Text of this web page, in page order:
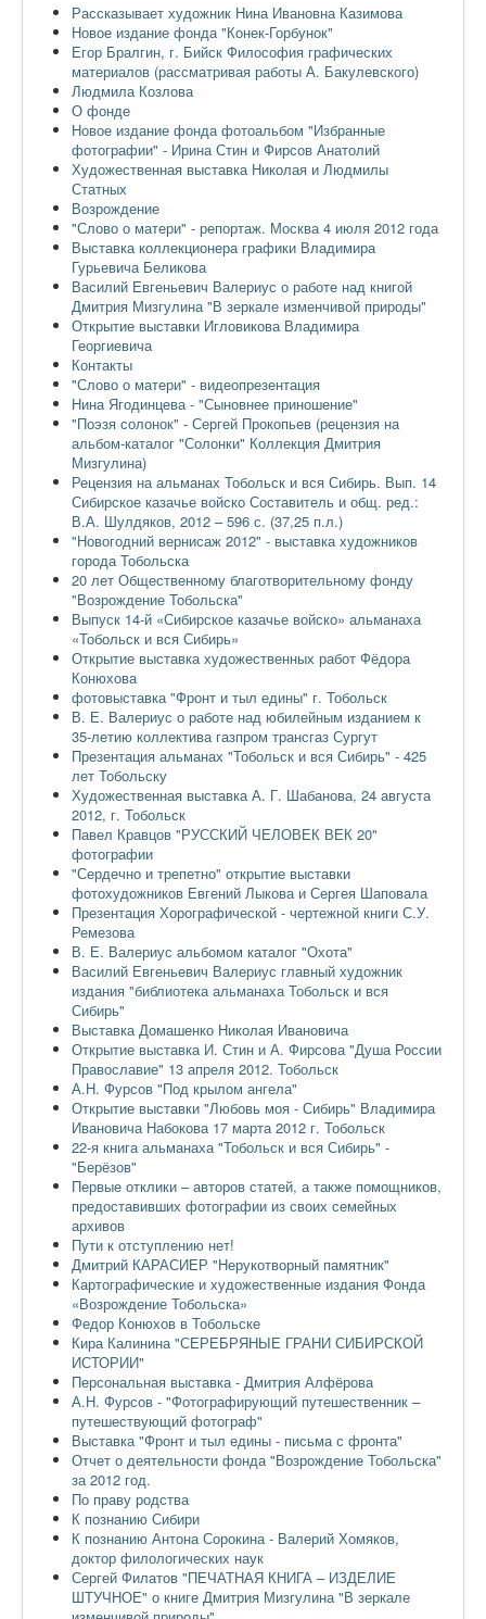
Рассказывает художник Нина Ивановна Казимова
Новое издание фонда "Конек-Горбунок"
Егор Бралгин, г. Бийск Философия графических
материалов (рассматривая работы А. Бакулевского)
Людмила Козлова
О фонде
Новое издание фонда фотоальбом "Избранные
фотографии" - Ирина Стин и Фирсов Анатолий
Художественная выставка Николая и Людмилы
Статных
Возрождение
"Слово о матери" - репортаж. Москва 4 июля 2012 года
Выставка коллекционера графики Владимира
Гурьевича Беликова
Василий Евгеньевич Валериус о работе над книгой
Дмитрия Мизгулина "В зеркале изменчивой природы"
Открытие выставки Игловикова Владимира
Георгиевича
Контакты
"Слово о матери" - видеопрезентация
Нина Ягодинцева - "Сыновнее приношение"
"Поэзя солонок" - Сергей Прокопьев (рецензия на
альбом-каталог "Солонки" Коллекция Дмитрия
Мизгулина)
Рецензия на альманах Тобольск и вся Сибирь. Вып. 14
Сибирское казачье войско Составитель и общ. ред.:
В.А. Шулдяков, 2012 – 596 с. (37,25 п.л.)
"Новогодний вернисаж 2012" - выставка художников
города Тобольска
20 лет Общественному благотворительному фонду
"Возрождение Тобольска"
Выпуск 14-й «Сибирское казачье войско» альманаха
«Тобольск и вся Сибирь»
Открытие выставка художественных работ Фёдора
Конюхова
фотовыставка "Фронт и тыл едины" г. Тобольск
В. Е. Валериус о работе над юбилейным изданием к
35-летию коллектива газпром трансгаз Сургут
Презентация альманах "Тобольск и вся Сибирь" - 425
лет Тобольску
Художественная выставка А. Г. Шабанова, 24 августа
2012, г. Тобольск
Павел Кравцов "РУССКИЙ ЧЕЛОВЕК ВЕК 20"
фотографии
"Сердечно и трепетно" открытие выставки
фотохудожников Евгений Лыкова и Сергея Шаповала
Презентация Хорографической - чертежной книги С.У.
Ремезова
В. Е. Валериус альбомом каталог "Охота"
Василий Евгеньевич Валериус главный художник
издания "библиотека альманаха Тобольск и вся
Сибирь"
Выставка Домашенко Николая Ивановича
Открытие выставка И. Стин и А. Фирсова "Душа России
Православие" 13 апреля 2012. Тобольск
А.Н. Фурсов "Под крылом ангела"
Открытие выставки "Любовь моя - Сибирь" Владимира
Ивановича Набокова 17 марта 2012 г. Тобольск
22-я книга альманаха "Тобольск и вся Сибирь" -
"Берёзов"
Первые отклики – авторов статей, а также помощников,
предоставивших фотографии из своих семейных
архивов
Пути к отступлению нет!
Дмитрий КАРАСИЕР "Нерукотворный памятник"
Картографические и художественные издания Фонда
«Возрождение Тобольска»
Федор Конюхов в Тобольске
Кира Калинина "СЕРЕБРЯНЫЕ ГРАНИ СИБИРСКОЙ
ИСТОРИИ"
Персональная выставка - Дмитрия Алфёрова
А.Н. Фурсов - "Фотографирующий путешественник –
путешествующий фотограф"
Выставка "Фронт и тыл едины - письма с фронта"
Отчет о деятельности фонда "Возрождение Тобольска"
за 2012 год.
По праву родства
К познанию Сибири
К познанию Антона Сорокина - Валерий Хомяков,
доктор филологических наук
Сергей Филатов "ПЕЧАТНАЯ КНИГА – ИЗДЕЛИЕ
ШТУЧНОЕ" о книге Дмитрия Мизгулина "В зеркале